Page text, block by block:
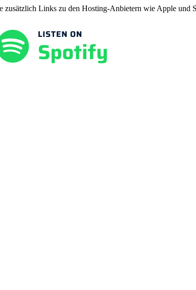
zusätzlich Links zu den Hosting-Anbietern wie Apple und